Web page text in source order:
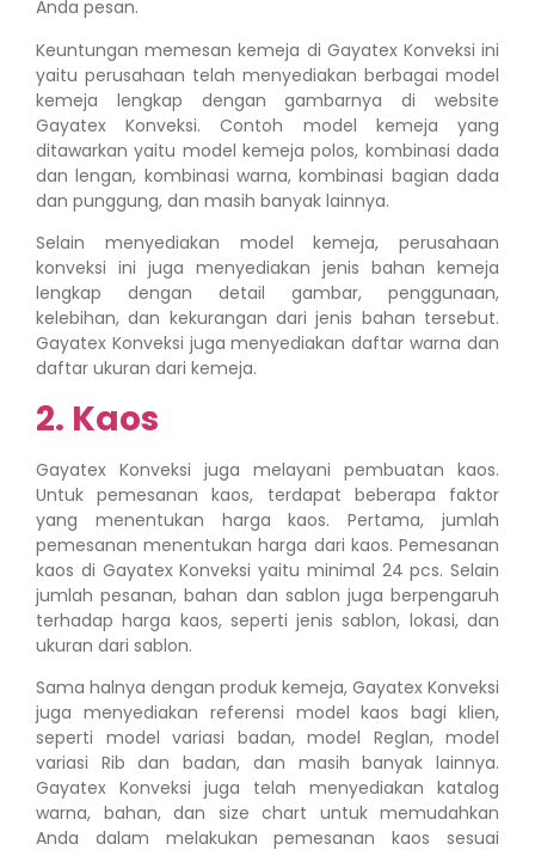
Anda pesan.
Keuntungan memesan kemeja di Gayatex Konveksi ini
yaitu perusahaan telah menyediakan berbagai model
kemeja lengkap dengan gambarnya di website
Gayatex Konveksi. Contoh model kemeja yang
ditawarkan yaitu model kemeja polos, kombinasi dada
dan lengan, kombinasi warna, kombinasi bagian dada
dan punggung, dan masih banyak lainnya.
Selain menyediakan model kemeja, perusahaan
konveksi ini juga menyediakan jenis bahan kemeja
lengkap dengan detail gambar, penggunaan,
kelebihan, dan kekurangan dari jenis bahan tersebut.
Gayatex Konveksi juga menyediakan daftar warna dan
daftar ukuran dari kemeja.
2. Kaos
Gayatex Konveksi juga melayani pembuatan kaos.
Untuk pemesanan kaos, terdapat beberapa faktor
yang menentukan harga kaos. Pertama, jumlah
pemesanan menentukan harga dari kaos. Pemesanan
kaos di Gayatex Konveksi yaitu minimal 24 pcs. Selain
jumlah pesanan, bahan dan sablon juga berpengaruh
terhadap harga kaos, seperti jenis sablon, lokasi, dan
ukuran dari sablon.
Sama halnya dengan produk kemeja, Gayatex Konveksi
juga menyediakan referensi model kaos bagi klien,
seperti model variasi badan, model Reglan, model
variasi Rib dan badan, dan masih banyak lainnya.
Gayatex Konveksi juga telah menyediakan katalog
warna, bahan, dan size chart untuk memudahkan
Anda dalam melakukan pemesanan kaos sesuai